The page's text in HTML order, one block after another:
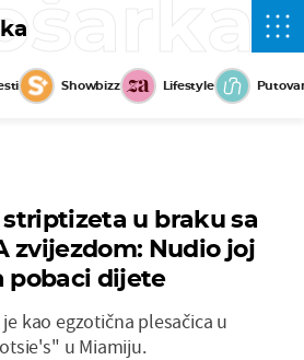
Showbizz Lifestyle
u braku sa
zvijezdom: Nudio joj
pobaci dijete
kao egzotična plesačica u
u Miamiju.